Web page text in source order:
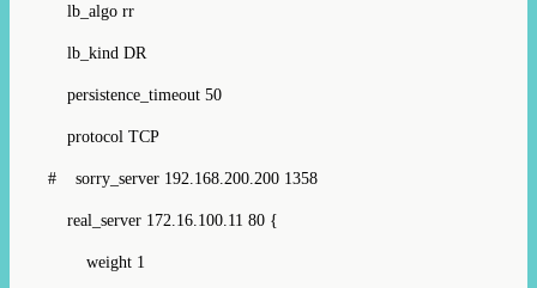
lb_algo rr
lb_kind DR
persistence_timeout 50
protocol TCP
# sorry_server 192.168.200.200 1358
real_server 172.16.100.11 80 {
weight 1